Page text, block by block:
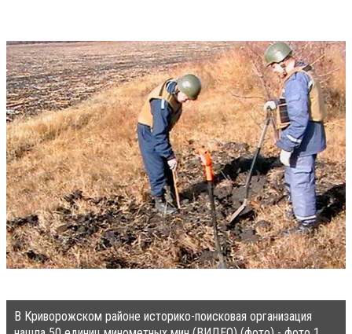
В Криворожском районе историко-поисковая организация